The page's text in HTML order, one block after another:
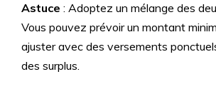
Astuce : Adoptez un mélange des
Vous pouvez prévoir un montant
ajuster avec des versements
des surplus.